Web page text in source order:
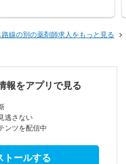
線の別の薬剤師求人をもっと見る
報をアプリで見る
逃さない
ンツを配信中
トールする